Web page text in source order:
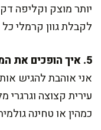
יותר מוצק וקליפה
לקבלת גוון קרמלי
5. איך הופכים את המנה הזו ליותר חגיגית?
אני אוהבת להגיש
עירית קצוצה
כמהין או טחינה